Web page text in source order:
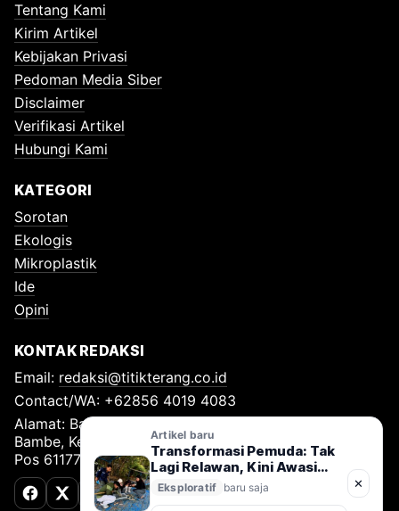
Tentang Kami
Kirim Artikel
Kebijakan Privasi
Pedoman Media Siber
Disclaimer
Verifikasi Artikel
Hubungi Kami
KATEGORI
Sorotan
Ekologis
Mikroplastik
Ide
Opini
KONTAK REDAKSI
Email: redaksi@titikterang.co.id
Contact/WA: +62856 4019 4083
Alamat: Bambe Nomor 115, RT 009 RW 009, Desa
Bambe, Kecamatan Driyorejo, Kabupaten Gresik, Kode
Pos 61177
FacebookX (Twitter)
TikTok
Artikel baru
Transformasi Pemuda: Tak
Lagi Relawan, Kini Awasi
Sungai
Eksploratif baru saja ✕